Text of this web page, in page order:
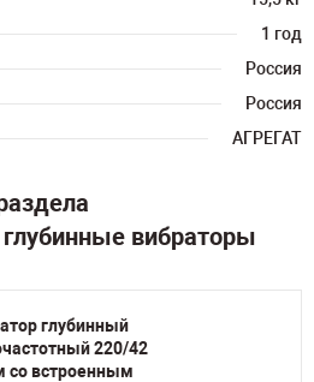
1 год
Россия
Россия
АГРЕГАТ
вибраторы
глубинный
220/42
со встроенным